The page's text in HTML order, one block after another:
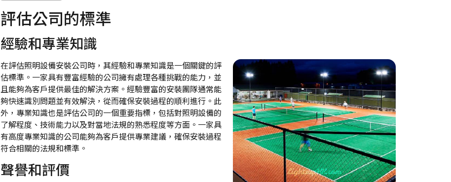
評估公司的標準
經驗和專業知識
在評估照明設備安裝公司時，其經驗和專業知識是一個關鍵的評
估標準。一家具有豐富經驗的公司擁有處理各種挑戰的能力，並
且能夠為客戶提供最佳的解決方案。經驗豐富的安裝團隊通常能
夠快速識別問題並有效解決，從而確保安裝過程的順利進行。此
外，專業知識也是評估公司的一個重要指標，包括對照明設備的
了解程度、技術能力以及對當地法規的熟悉程度等方面。一家具
有高度專業知識的公司能夠為客戶提供專業建議，確保安裝過程
符合相關的法規和標準。
聲譽和評價